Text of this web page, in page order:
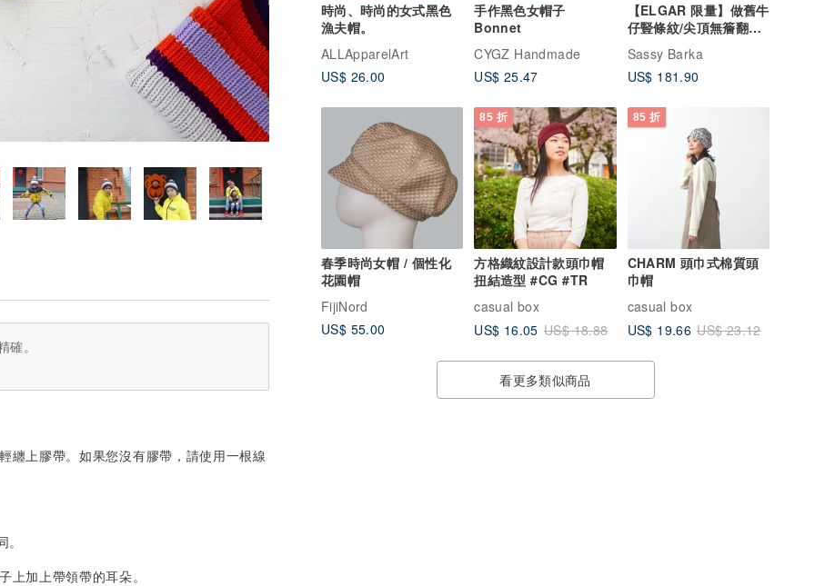
時尚、時尚的女式黑色
漁夫帽。
ALLApparelArt
US$ 26.00
手作黑色女帽子
Bonnet
CYGZ Handmade
US$ 25.47
【ELGAR 限量】做舊牛
仔豎條紋/尖頂無簷翻邊
地主帽
Sassy Barka
US$ 181.90
春季時尚女帽 / 個性化
花園帽
FijiNord
US$ 55.00
85 折
方格織紋設計款頭巾帽
扭結造型 #CG #TR
casual box
US$ 16.05 US$ 18.88
85 折
CHARM 頭巾式棉質頭
巾帽
casual box
US$ 19.66 US$ 23.12
看更多類似商品
。
纏上膠帶。如果您沒有膠帶，請使用一根線
加上帶領帶的耳朵。